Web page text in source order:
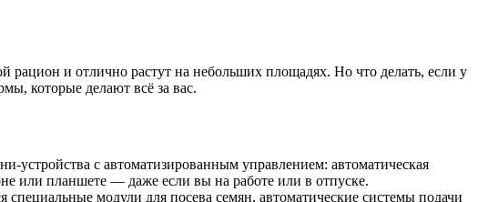
и отлично растут на небольших площадях. Но что делать, если у
которые делают всё за вас.
с автоматизированным управлением: автоматическая
или планшете — даже если вы на работе или в отпуске.
модули для посева семян, автоматические системы подачи